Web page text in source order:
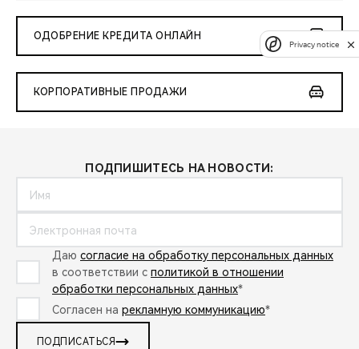
ОДОБРЕНИЕ КРЕДИТА ОНЛАЙН
КОРПОРАТИВНЫЕ ПРОДАЖИ
ПОДПИШИТЕСЬ НА НОВОСТИ:
Даю согласие на обработку персональных данных
в соответствии с политикой в отношении
обработки персональных данных*
Согласен на рекламную коммуникацию*
ПОДПИСАТЬСЯ
Privacy notice